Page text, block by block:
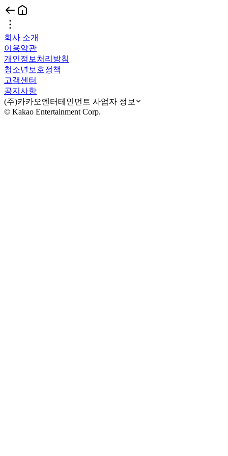
회사 소개
이용약관
개인정보처리방침
청소년보호정책
고객센터
공지사항
(주)카카오엔터테인먼트 사업자 정보
© Kakao Entertainment Corp.